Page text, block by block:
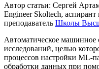
Автор статьи: Сергей
Engineer Skoltech,
преподаватель Школы
Автоматическое машинное
исследований, целью
процессов настройки ML-
обработки данных при